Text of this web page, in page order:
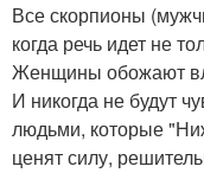
Все скорпионы
когда речь идет не
Женщины обожают
И никогда не будут
людьми, которые
ценят силу,